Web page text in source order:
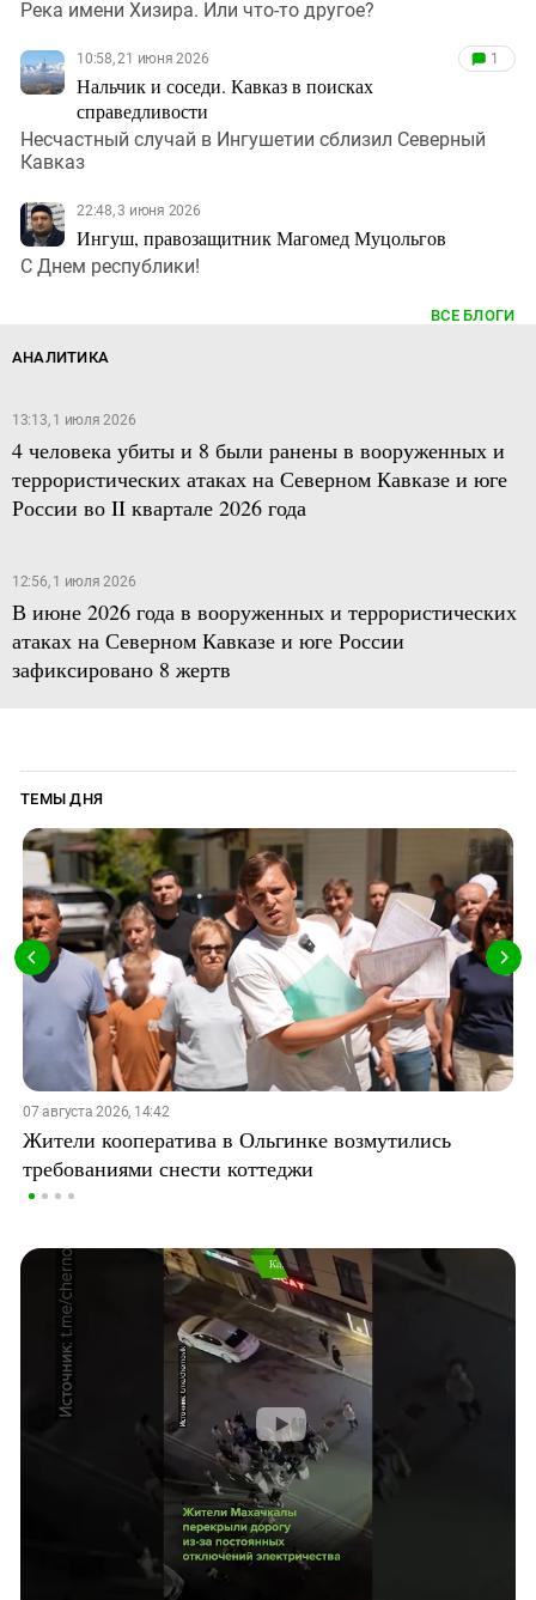
Река имени Хизира. Или что-то другое?
10:58, 21 июня 2026
Нальчик и соседи. Кавказ в поисках
справедливости
1
Несчастный случай в Ингушетии сблизил Северный
Кавказ
22:48, 3 июня 2026
Ингуш, правозащитник Магомед Муцольгов
С Днем республики!
ВСЕ БЛОГИ
АНАЛИТИКА
13:13, 1 июля 2026
4 человека убиты и 8 были ранены в вооруженных и
террористических атаках на Северном Кавказе и юге
России во II квартале 2026 года
12:56, 1 июля 2026
В июне 2026 года в вооруженных и террористических
атаках на Северном Кавказе и юге России
зафиксировано 8 жертв
ТЕМЫ ДНЯ
07 августа 2026, 14:42
Жители кооператива в Ольгинке возмутились
требованиями снести коттеджи